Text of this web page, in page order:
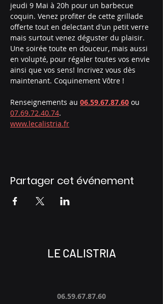
jeudi 9 Mai à 20h pour un barbecue
coquin. Venez profiter de cette grillade
offerte tout en delectant d'un petit verre
mais surtout venez déguster du plaisir.
Une soirée toute en douceur, mais aussi
en volupté, pour régaler toutes vos envie
ainsi que vos sens! Incrivez vous dès
maintenant. Coquinement Vôtre !
Renseignements au 06.59.67.87.60 ou
07.69.72.40.74.
www.lecalistria.fr
Partager cet événement
LE CALISTRIA
06.59.67.87.60